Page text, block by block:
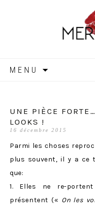
MENU
UNE PIÈCE
LOOKS !
16 décembre 2015
Parmi les choses
plus souvent, il y a ce
que:
1. Elles ne re-
présentent (« On les